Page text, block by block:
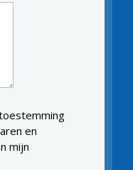
en
mijn